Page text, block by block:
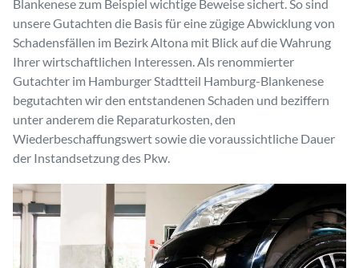
Blankenese zum Beispiel wichtige Beweise sichert. So sind
unsere Gutachten die Basis für eine zügige Abwicklung von
Schadensfällen im Bezirk Altona mit Blick auf die Wahrung
Ihrer wirtschaftlichen Interessen. Als renommierter
Gutachter im Hamburger Stadtteil Hamburg-Blankenese
begutachten wir den entstandenen Schaden und beziffern
unter anderem die Reparaturkosten, den
Wiederbeschaffungswert sowie die voraussichtliche Dauer
der Instandsetzung des Pkw.